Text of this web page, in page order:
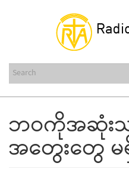
content
ဘဝကိုအဆုံး
အတွေးတွေ မရှိ